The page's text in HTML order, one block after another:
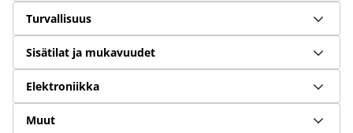
Turvallisuus
Sisätilat ja mukavuudet
Elektroniikka
Muut